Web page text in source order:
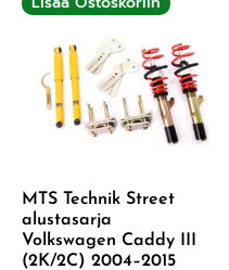
MTS Technik Street
alustasarja
Volkswagen Caddy III
(2K/2C) 2004–2015